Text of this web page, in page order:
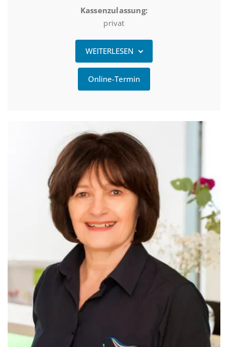
Kassenzulassung:
privat
WEITERLESEN
Online-Termin